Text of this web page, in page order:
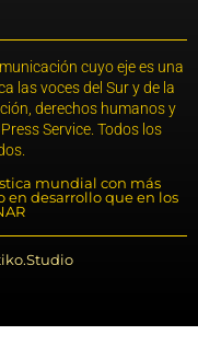
cuyo eje es una
las voces del Sur y de la
derechos humanos y
Service. Todos los
mundial con más
en desarrollo que en los